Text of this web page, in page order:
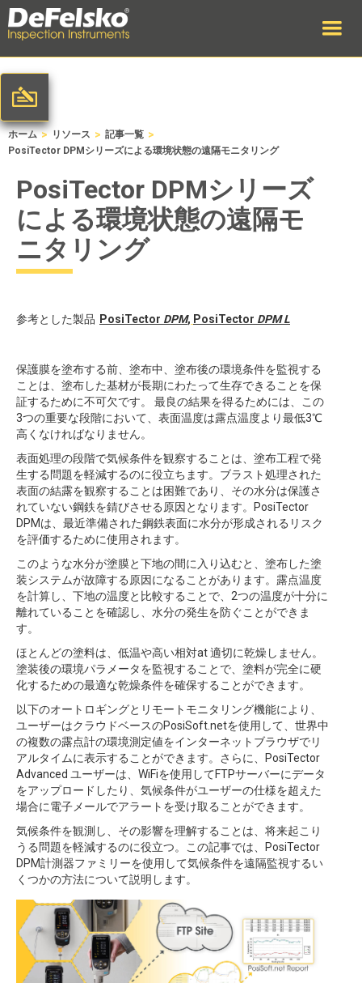
ホーム > リソース > 記事一覧 >
PosiTector DPMシリーズによる環境状態の遠隔モニタリング
PosiTector DPMシリーズ
による環境状態の遠隔モ
ニタリング
参考とした製品 PosiTector DPM, PosiTector DPM L
保護膜を塗布する前、塗布中、塗布後の環境条件を監視する
ことは、塗布した基材が長期にわたって生存できることを保
証するために不可欠です。 最良の結果を得るためには、この
3つの重要な段階において、表面温度は露点温度より最低3℃
高くなければなりません。
表面処理の段階で気候条件を観察することは、塗布工程で発
生する問題を軽減するのに役立ちます。ブラスト処理された
表面の結露を観察することは困難であり、その水分は保護さ
れていない鋼鉄を錆びさせる原因となります。PosiTector
DPMは、最近準備された鋼鉄表面に水分が形成されるリスク
を評価するために使用されます。
このような水分が塗膜と下地の間に入り込むと、塗布した塗
装システムが故障する原因になることがあります。露点温度
を計算し、下地の温度と比較することで、2つの温度が十分に
離れていることを確認し、水分の発生を防ぐことができま
す。
ほとんどの塗料は、低温や高い相対at 適切に乾燥しません。
塗装後の環境パラメータを監視することで、塗料が完全に硬
化するための最適な乾燥条件を確保することができます。
以下のオートロギングとリモートモニタリング機能により、
ユーザーはクラウドベースのPosiSoft.netを使用して、世界中
の複数の露点計の環境測定値をインターネットブラウザでリ
アルタイムに表示することができます。さらに、PosiTector
Advanced ユーザーは、WiFiを使用してFTPサーバーにデータ
をアップロードしたり、気候条件がユーザーの仕様を超えた
場合に電子メールでアラートを受け取ることができます。
気候条件を観測し、その影響を理解することは、将来起こり
うる問題を軽減するのに役立つ。この記事では、PosiTector
DPM計測器ファミリーを使用して気候条件を遠隔監視するい
くつかの方法について説明します。